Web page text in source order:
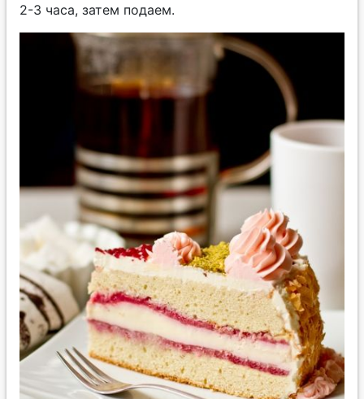
2-3 часа, затем подаем.